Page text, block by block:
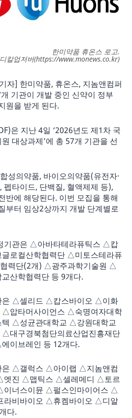
한미약품 휴온스 로고.
칼업저버(https://www.monews.co.kr)
자] 한미약품, 휴온스, 지놈앤컴퍼
기관이 개발 중인 신약이 정부
원을 받게 된다.
은 지난 4일 ‘2026년도 제1차 국
대상과제’에 총 57개 기관을 선
성의약품, 바이오의약품(유전자·
펩타이드, 단백질, 혈액제제 등),
반에 해당된다. 이번 모집을 통해
부터 임상2상까지 개발 단계별로
기관은 △아바타테라퓨틱스 △캅
로컬산학협력단 △미토스테라퓨
력단(2개) △광주과학기술원 △
산학협력단 등 9개다.
은 △셀리드 △캅스바이오 △이화
△압타머사이언스 △숙명여자대학
△성균관대학교 △강원대학교
대구경북첨단의료산업진흥재단
이브레인 등 12개다.
은 △갤럭스 △아이랩 △지놈앤컴
엣진 △맵틱스 △셀레메디 △토르
너스이뮨 △펄스인마이어스 △
비바이오 △휴켐바이오 △디알
다.